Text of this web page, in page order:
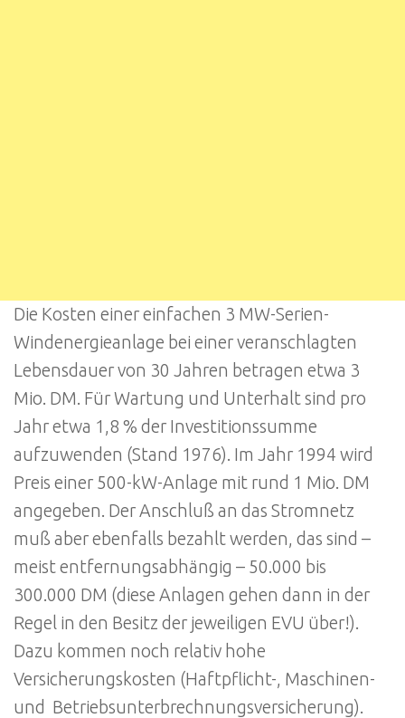
Die Kosten einer einfachen 3 MW-Serien-
Windenergieanlage bei einer veranschlagten
Lebensdauer von 30 Jahren betragen etwa 3
Mio. DM. Für Wartung und Unterhalt sind pro
Jahr etwa 1,8 % der Investitionssumme
aufzuwenden (Stand 1976). Im Jahr 1994 wird
Preis einer 500-kW-Anlage mit rund 1 Mio. DM
angegeben. Der Anschluß an das Stromnetz
muß aber ebenfalls bezahlt werden, das sind –
meist entfernungsabhängig – 50.000 bis
300.000 DM (diese Anlagen gehen dann in der
Regel in den Besitz der jeweiligen EVU über!).
Dazu kommen noch relativ hohe
Versicherungskosten (Haftpflicht-, Maschinen-
und Betriebsunterbrechnungsversicherung).